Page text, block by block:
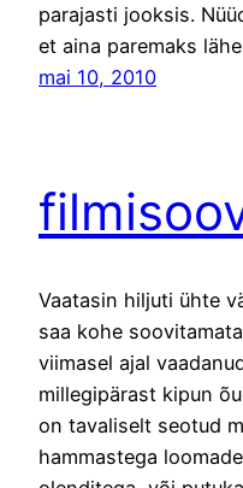
parajasti jooksis.
et aina paremaks
mai 10, 2010
Vaatasin hiljuti ühte
saa kohe
viimasel ajal
millegipärast kipun
on tavaliselt seotud
hammastega